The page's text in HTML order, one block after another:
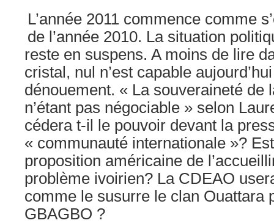
L’année 2011 commence comme
de l’année 2010. La situation
reste en suspens. A moins de lire
cristal, nul n’est capable
dénouement. « La souveraineté de
n’étant pas négociable » selon
cédera t-il le pouvoir devant la
« communauté internationale »?
proposition américaine de
problème ivoirien? La CDEAO
comme le susurre le clan Ouattara
GBAGBO ?